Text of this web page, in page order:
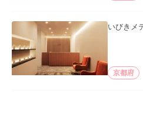
いびきメ
京都府